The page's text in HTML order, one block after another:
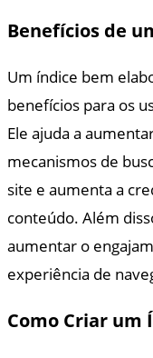
Benefícios de
Um índice bem
benefícios para os
Ele ajuda a
mecanismos de
site e aumenta a
conteúdo. Além
aumentar o
experiência de
Como Criar um